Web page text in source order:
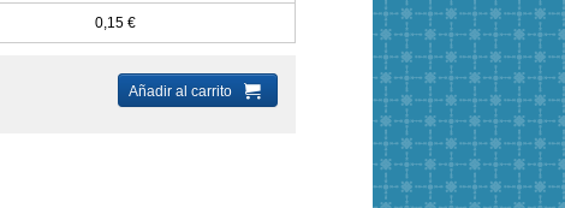
0,15 €
Añadir al carrito